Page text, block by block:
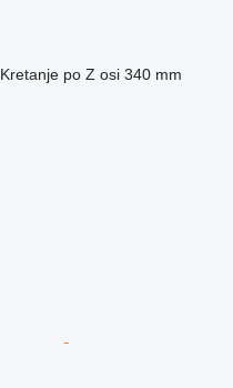
Kretanje po Z osi 340 mm